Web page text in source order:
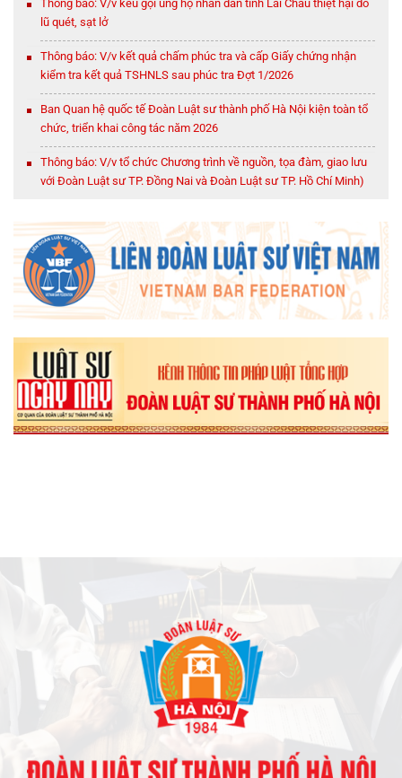
Thông báo: V/v kêu gọi ủng hộ nhân dân tỉnh Lai Châu thiệt hại do
lũ quét, sạt lở
Thông báo: V/v kết quả chấm phúc tra và cấp Giấy chứng nhận
kiểm tra kết quả TSHNLS sau phúc tra Đợt 1/2026
Ban Quan hệ quốc tế Đoàn Luật sư thành phố Hà Nội kiện toàn tổ
chức, triển khai công tác năm 2026
Thông báo: V/v tổ chức Chương trình về nguồn, tọa đàm, giao lưu
với Đoàn Luật sư TP. Đồng Nai và Đoàn Luật sư TP. Hồ Chí Minh)